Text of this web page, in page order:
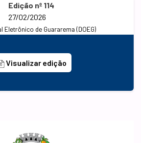
Edição nº 114
27/02/2026
Eletrônico de Guararema (DOEG)
Visualizar edição